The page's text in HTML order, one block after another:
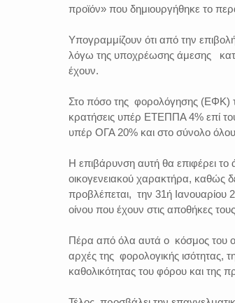
προϊόν» που δημιουργήθηκε το
Υπογραμμίζουν ότι από την
λόγω της υποχρέωσης άμεσης
έχουν.
Στο πόσο της φορολόγησης (ΕΦΚ)
κρατήσεις υπέρ ΕΤΕΠΠΑ 4% επί
υπέρ ΟΓΑ 20% και στο σύνολο
Η επιβάρυνση αυτή θα επιφέρει
οικογενειακού χαρακτήρα, καθώς
προβλέπεται, την 31ή
οίνου που έχουν στις αποθήκες
Πέρα από όλα αυτά ο κόσμος του
αρχές της φορολογικής ισότητας,
καθολικότητας του φόρου και της